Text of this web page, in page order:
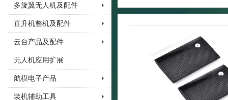
多旋翼无人机及配件
直升机整机及配件
云台产品及配件
无人机应用扩展
航模电子产品
装机辅助工具